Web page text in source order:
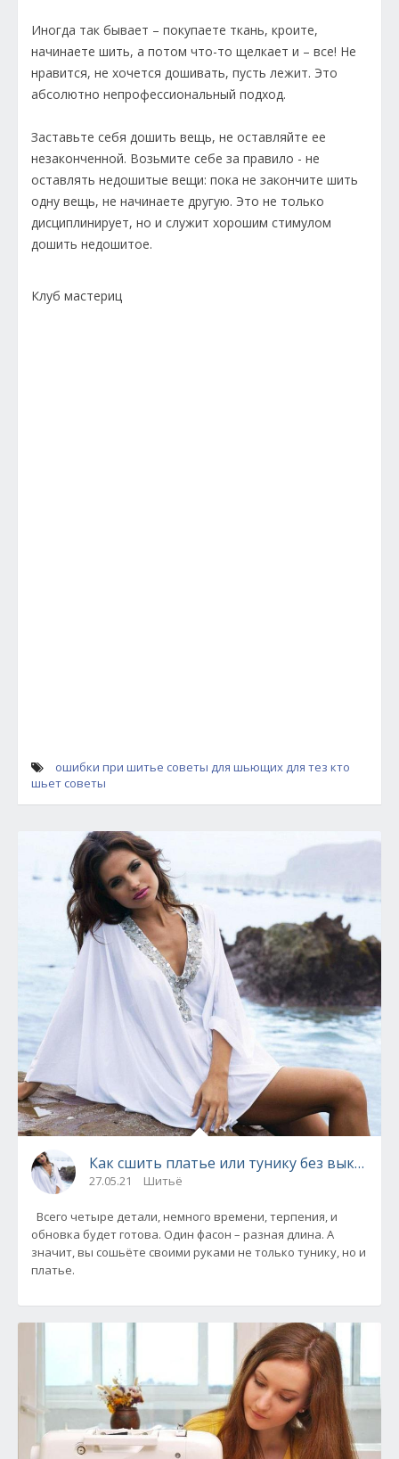
Иногда так бывает – покупаете ткань, кроите,
начинаете шить, а потом что-то щелкает и – все! Не
нравится, не хочется дошивать, пусть лежит. Это
абсолютно непрофессиональный подход.
Заставьте себя дошить вещь, не оставляйте ее
незаконченной. Возьмите себе за правило - не
оставлять недошитые вещи: пока не закончите шить
одну вещь, не начинаете другую. Это не только
дисциплинирует, но и служит хорошим стимулом
дошить недошитое.
Клуб мастериц
ошибки при шитье советы для шьющих для тез кто
шьет советы
Как сшить платье или тунику без выкройки
27.05.21 Шитьё
Всего четыре детали, немного времени, терпения, и
обновка будет готова. Один фасон – разная длина. А
значит, вы сошьёте своими руками не только тунику, но и
платье.